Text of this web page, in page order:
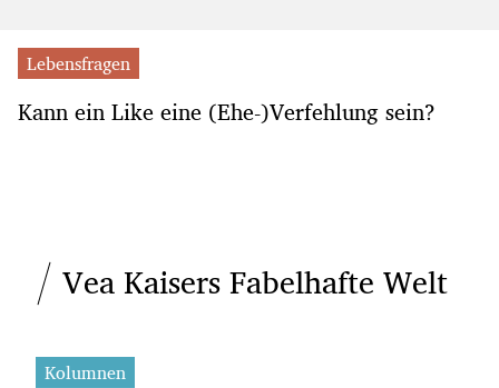
Lebensfragen
Kann ein Like eine (Ehe-)Verfehlung sein?
Vea Kaisers Fabelhafte Welt
Kolumnen